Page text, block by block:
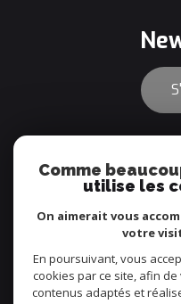
Comme
utilise les
On aimerait vous
votre
En poursuivant, vous
cookies par ce site, afin
contenus adaptés et